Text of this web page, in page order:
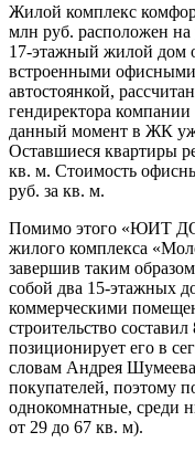
Жилой комплекс
млн руб. расположен на
17-этажный жилой дом
встроенными
автостоянкой,
гендиректора
данный момент в ЖК
Оставшиеся квартиры
кв. м. Стоимость
руб. за кв. м.
Помимо этого «ЮИТ
жилого комплекса
завершив таким
собой два 15-этажных
коммерческими
строительство
позиционирует его в
словам Андрея
покупателей, поэтому
однокомнатные, среди
от 29 до 67 кв. м).